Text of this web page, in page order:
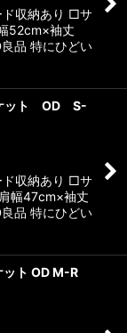
ド収納あり □サ
52cm×袖丈
品 特にひどい
ット OD S-
ド収納あり □サ
幅47cm×袖丈
品 特にひどい
ト OD M-R